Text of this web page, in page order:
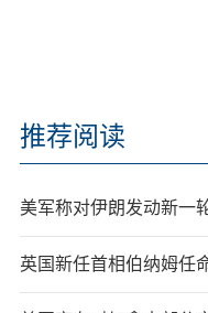
推荐阅读
美军称对伊朗发动新一
英国新任首相伯纳姆任